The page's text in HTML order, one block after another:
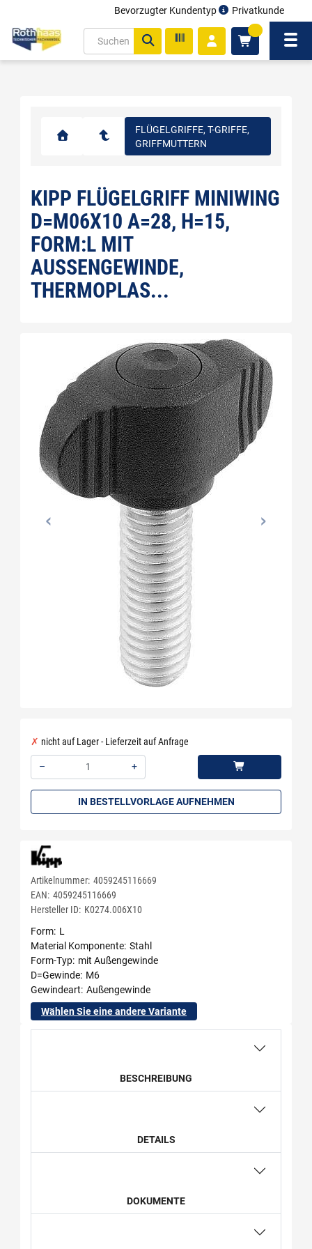
Bevorzugter Kundentyp Privatkunde
FLÜGELGRIFFE, T-GRIFFE,
GRIFFMUTTERN
KIPP FLÜGELGRIFF MINIWING
D=M06X10 A=28, H=15,
FORM:L MIT
AUSSENGEWINDE, T
HERMOPLAS...
nicht auf Lager - Lieferzeit auf Anfrage
–
+
IN BESTELLVORLAGE AUFNEHMEN
Artikelnummer: 4059245116669
EAN: 4059245116669
Hersteller ID: K0274.006X10
Form L
Material Komponente Stahl
Form-Typ mit Außengewinde
D=Gewinde M6
Gewindeart Außengewinde
Wählen Sie eine andere Variante
BESCHREIBUNG
DETAILS
DOKUMENTE